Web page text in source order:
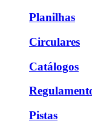
Planilhas
Circulares
Catálogos
Pistas